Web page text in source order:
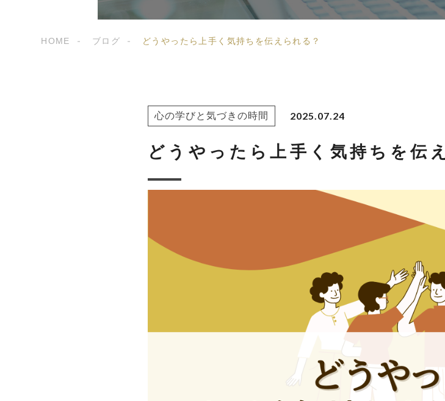
HOME ブログ どうやったら上手く気持ちを伝えられる？
心の学びと気づきの時間 2025.07.24
どうやったら上手く気持ちを伝